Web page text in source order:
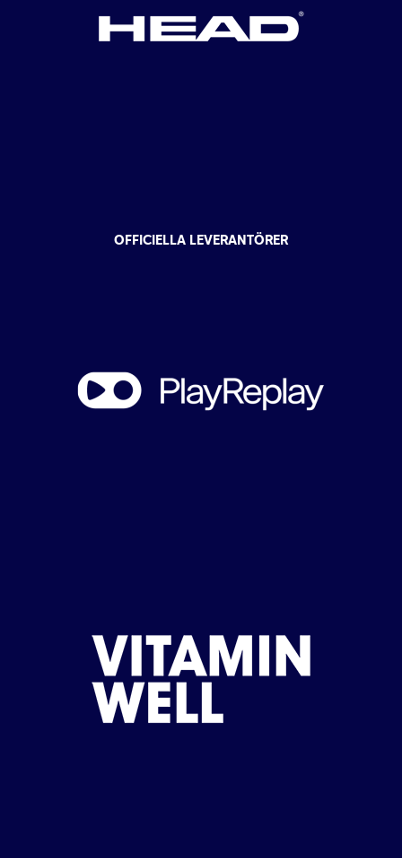
OFFICIELLA LEVERANTÖRER